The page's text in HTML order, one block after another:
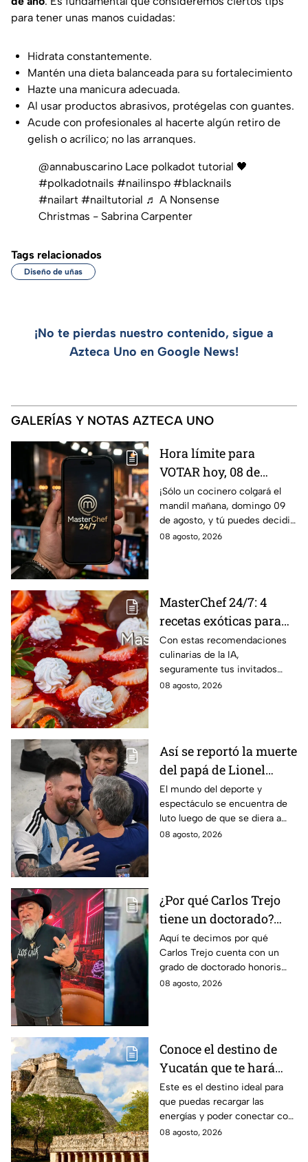
para tener unas manos cuidadas:
Hidrata constantemente.
Mantén una dieta balanceada para su fortalecimiento
Hazte una manicura adecuada.
Al usar productos abrasivos, protégelas con guantes.
Acude con profesionales al hacerte algún retiro de
gelish o acrílico; no las arranques.
@annabuscarino Lace polkadot tutorial 🖤
#polkadotnails #nailinspo #blacknails
#nailart #nailtutorial ♬ A Nonsense
Christmas - Sabrina Carpenter
Tags relacionados
Diseño de uñas
¡No te pierdas nuestro contenido, sigue a
Azteca Uno en Google News!
GALERÍAS Y NOTAS AZTECA UNO
Hora límite para
VOTAR hoy, 08 de
agosto, y salvar a tu
cocinero favorito de
MasterChef 24/7
¡Sólo un cocinero colgará el
mandil mañana, domingo 09
de agosto, y tú puedes decidir
quién continúa en la
08 agosto, 2026
MasterChef 24/7: 4
recetas exóticas para
pizzas dulces que le
darán un toque
sofisticado a tu mesa
Con estas recomendaciones
culinarias de la IA,
seguramente tus invitados
quedarán encantados a la hora
08 agosto, 2026
Así se reportó la muerte
del papá de Lionel
Messi en vivo; estos
son los detalles en
Venga La Alegría
El mundo del deporte y
espectáculo se encuentra de
luto luego de que se diera a
conocer el fallecimiento del
08 agosto, 2026
¿Por qué Carlos Trejo
tiene un doctorado?
Este es el
reconocimiento que el
cazafantasmas recibió
Aquí te decimos por qué
Carlos Trejo cuenta con un
grado de doctorado honoris
causa. El cazafantasmas será
08 agosto, 2026
Conoce el destino de
Yucatán que te hará
desconectarte de la
rutina
Este es el destino ideal para
que puedas recargar las
energías y poder conectar con
naturaleza.
08 agosto, 2026